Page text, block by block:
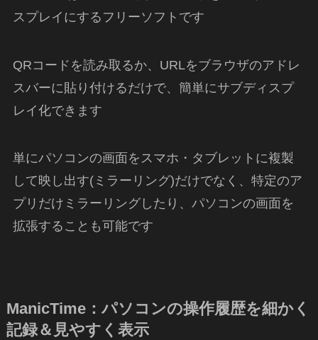
スプレイにするフリーソフトです
QRコードを読み取るか、URLをブラウザのアドレ
スバーに貼り付けるだけで、簡単にサブディスプ
レイ化できます
単にパソコンの画面をスマホ・タブレットに複製
して映し出す(ミラーリング)だけでなく、特定のア
プリだけミラーリングしたり、パソコンの画面を
拡張することも可能です
ManicTime：パソコンの操作履歴を細かく
記録＆見やすく表示